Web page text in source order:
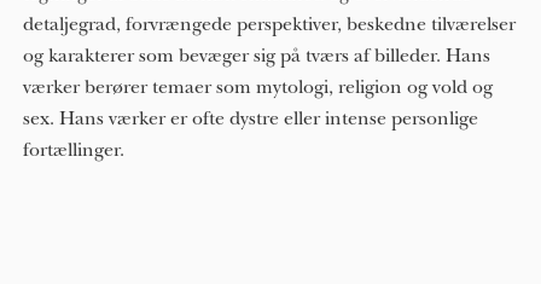
detaljegrad, forvrængede perspektiver, beskedne tilværelser
og karakterer som bevæger sig på tværs af billeder. Hans
værker berører temaer som mytologi, religion og vold og
sex. Hans værker er ofte dystre eller intense personlige
fortællinger.